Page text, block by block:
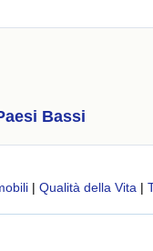
Bassi
| Qualità della Vita |